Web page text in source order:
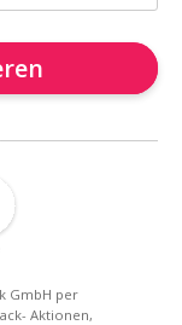
GmbH per
Aktionen,